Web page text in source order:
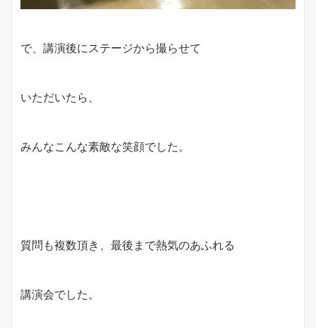
で、講演後にステージから撮らせて
いただいたら、
みんなこんな素敵な笑顔でした。
質問も複数頂き、最後まで熱気のあふれる
講演会でした。